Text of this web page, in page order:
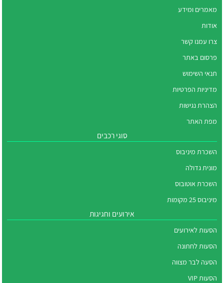
מאמרים ומידע
אודות
צרו עמנו קשר
פרסום באתר
תנאי השימוש
מדיניות הפרטיות
הצהרת נגישות
מפת האתר
סוגי רכבים
השכרת מיניבוס
מונית גדולה
השכרת אוטובוס
מיניבוס 25 מקומות
אירועים וחגיגות
הסעות לאירועים
הסעות לחתונה
הסעה לבר מצווה
הסעות VIP